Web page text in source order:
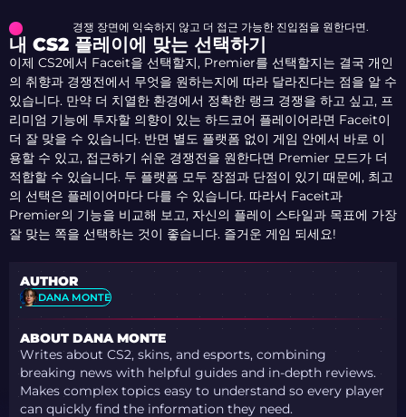
경쟁 장면에 익숙하지 않고 더 접근 가능한 진입점을 원한다면.
내 CS2 플레이에 맞는 선택하기
이제 CS2에서 Faceit을 선택할지, Premier를 선택할지는 결국 개인
의 취향과 경쟁전에서 무엇을 원하는지에 따라 달라진다는 점을 알 수
있습니다. 만약 더 치열한 환경에서 정확한 랭크 경쟁을 하고 싶고, 프
리미엄 기능에 투자할 의향이 있는 하드코어 플레이어라면 Faceit이
더 잘 맞을 수 있습니다. 반면 별도 플랫폼 없이 게임 안에서 바로 이
용할 수 있고, 접근하기 쉬운 경쟁전을 원한다면 Premier 모드가 더
적합할 수 있습니다. 두 플랫폼 모두 장점과 단점이 있기 때문에, 최고
의 선택은 플레이어마다 다를 수 있습니다. 따라서 Faceit과
Premier의 기능을 비교해 보고, 자신의 플레이 스타일과 목표에 가장
잘 맞는 쪽을 선택하는 것이 좋습니다. 즐거운 게임 되세요!
AUTHOR
DANA MONTE
ABOUT DANA MONTE
Writes about CS2, skins, and esports, combining
breaking news with helpful guides and in-depth reviews.
Makes complex topics easy to understand so every player
can quickly find the information they need.